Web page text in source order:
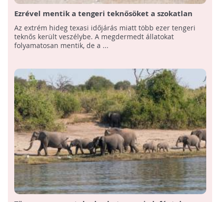
Ezrével mentik a tengeri teknősöket a szokatlan
texasi hideg miatt
Az extrém hideg texasi időjárás miatt több ezer tengeri
teknős került veszélybe. A megdermedt állatokat
folyamatosan mentik, de a ...